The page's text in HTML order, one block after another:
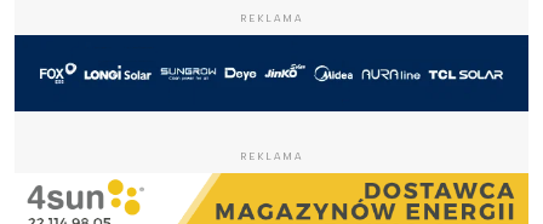
REKLAMA
REKLAMA